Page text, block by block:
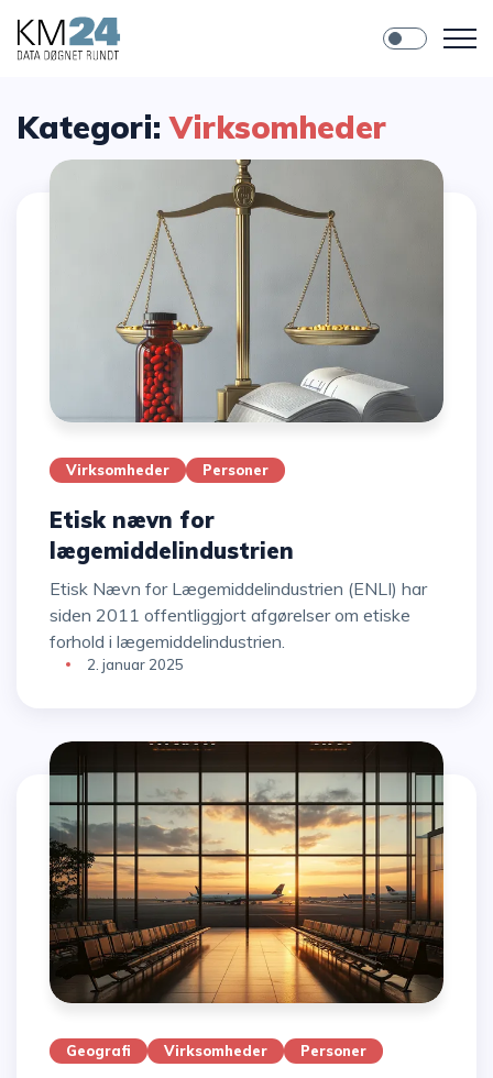
Kategori:Virksomheder
Virksomheder Personer
Etisk nævn for
lægemiddelindustrien
Etisk Nævn for Lægemiddelindustrien (ENLI) har
siden 2011 offentliggjort afgørelser om etiske
forhold i lægemiddelindustrien.
2. januar 2025
Geografi Virksomheder Personer